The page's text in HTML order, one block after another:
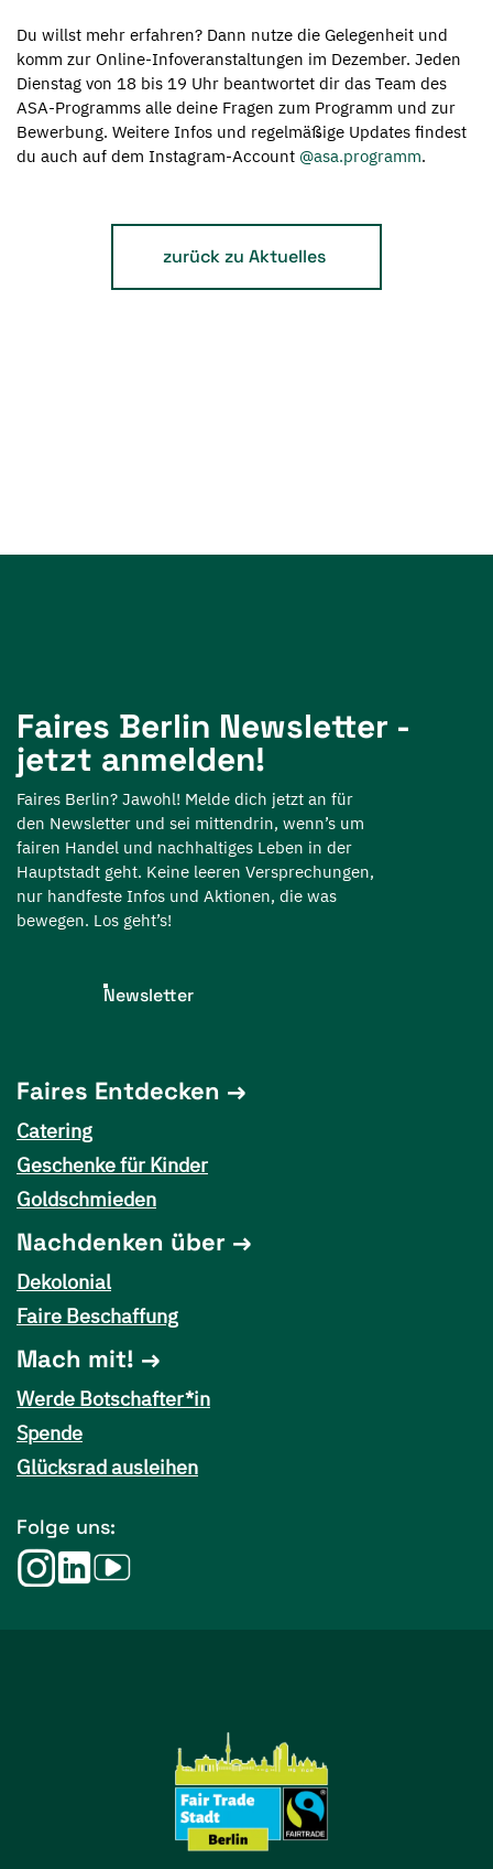
Du willst mehr erfahren? Dann nutze die Gelegenheit und
komm zur Online-Infoveranstaltungen im Dezember. Jeden
Dienstag von 18 bis 19 Uhr beantwortet dir das Team des
ASA-Programms alle deine Fragen zum Programm und zur
Bewerbung. Weitere Infos und regelmäßige Updates findest
du auch auf dem Instagram-Account @asa.programm.
zurück zu Aktuelles
Faires Berlin Newsletter -
jetzt anmelden!
Faires Berlin? Jawohl! Melde dich jetzt an für
den Newsletter und sei mittendrin, wenn’s um
fairen Handel und nachhaltiges Leben in der
Hauptstadt geht. Keine leeren Versprechungen,
nur handfeste Infos und Aktionen, die was
bewegen. Los geht’s!
Newsletter
Faires Entdecken
Catering
Geschenke für Kinder
Goldschmieden
Nachdenken über
Dekolonial
Faire Beschaffung
Mach mit!
Werde Botschafter*in
Spende
Glücksrad ausleihen
Folge uns: